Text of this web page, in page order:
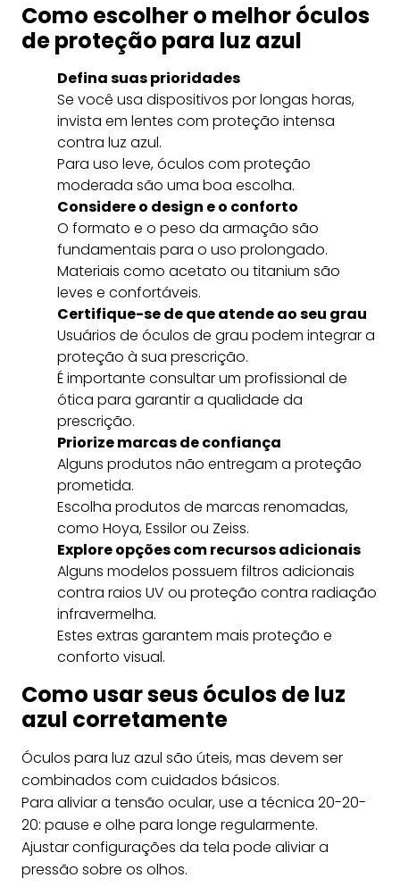
Como escolher o melhor óculos
de proteção para luz azul
Defina suas prioridades
Se você usa dispositivos por longas horas,
invista em lentes com proteção intensa
contra luz azul.
Para uso leve, óculos com proteção
moderada são uma boa escolha.
Considere o design e o conforto
O formato e o peso da armação são
fundamentais para o uso prolongado.
Materiais como acetato ou titanium são
leves e confortáveis.
Certifique-se de que atende ao seu grau
Usuários de óculos de grau podem integrar a
proteção à sua prescrição.
É importante consultar um profissional de
ótica para garantir a qualidade da
prescrição.
Priorize marcas de confiança
Alguns produtos não entregam a proteção
prometida.
Escolha produtos de marcas renomadas,
como Hoya, Essilor ou Zeiss.
Explore opções com recursos adicionais
Alguns modelos possuem filtros adicionais
contra raios UV ou proteção contra radiação
infravermelha.
Estes extras garantem mais proteção e
conforto visual.
Como usar seus óculos de luz
azul corretamente
Óculos para luz azul são úteis, mas devem ser
combinados com cuidados básicos.
Para aliviar a tensão ocular, use a técnica 20-20-
20: pause e olhe para longe regularmente.
Ajustar configurações da tela pode aliviar a
pressão sobre os olhos.